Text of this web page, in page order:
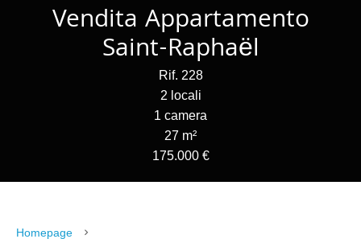
Vendita Appartamento
Saint-Raphaël
Rif. 228
2 locali
1 camera
27 m²
175.000 €
Homepage